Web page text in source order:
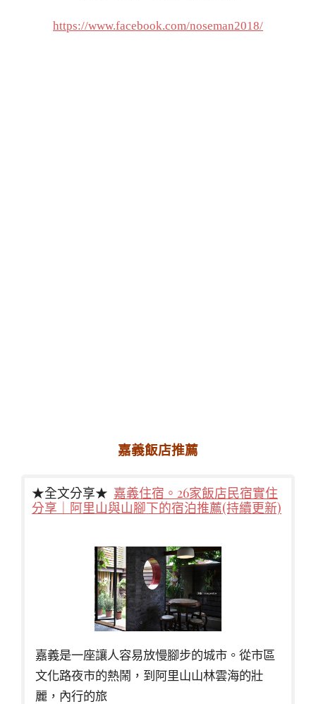
https://www.facebook.com/noseman2018/
嘉義飯店推薦
★全文分享★ 嘉義住宿。26家飯店民宿實住
分享｜阿里山與山腳下的宿泊推薦(持續更新)
嘉義是一座讓人容易放慢腳步的城市。從市區
文化路夜市的熱鬧，到阿里山山林雲海的壯
麗，內行的旅